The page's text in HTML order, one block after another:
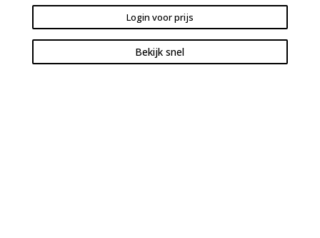
Login voor prijs
Bekijk snel